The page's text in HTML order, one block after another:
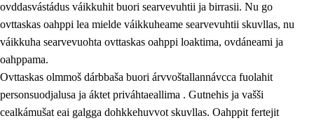
ovddasvástádus váikkuhit buori searvevuhtii ja birrasii. Nu go
ovttaskas oahppi lea mielde váikkuheame searvevuhtii skuvllas, nu
váikkuha searvevuohta ovttaskas oahppi loaktima, ovdáneami ja
oahppama.
Ovttaskas olmmoš dárbbaša buori árvvoštallannávcca fuolahit
personsuodjalusa ja áktet priváhtaeallima . Gutnehis ja vašši
cealkámušat eai galgga dohkkehuvvot skuvllas. Oahppit fertejit